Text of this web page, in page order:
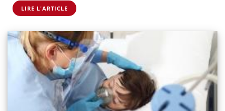
LIRE L'ARTICLE